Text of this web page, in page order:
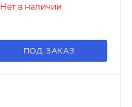
Нет в наличии
ПОД ЗАКАЗ